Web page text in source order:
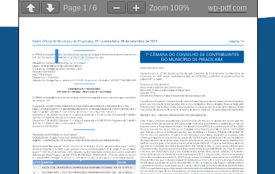
Page 1 / 6 Zoom 100% wp-pdf.com
Links
Sindicato dos
Contabilistas
Prefeitura de
Piracicaba
Portal da
Transparência